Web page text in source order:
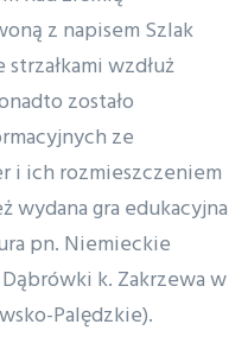
z napisem Szlak
wzdłuż
zostało
ze
i ich rozmieszczeniem
wydana gra edukacyjna
pn. Niemieckie
k. Zakrzewa w
Palędzkie).